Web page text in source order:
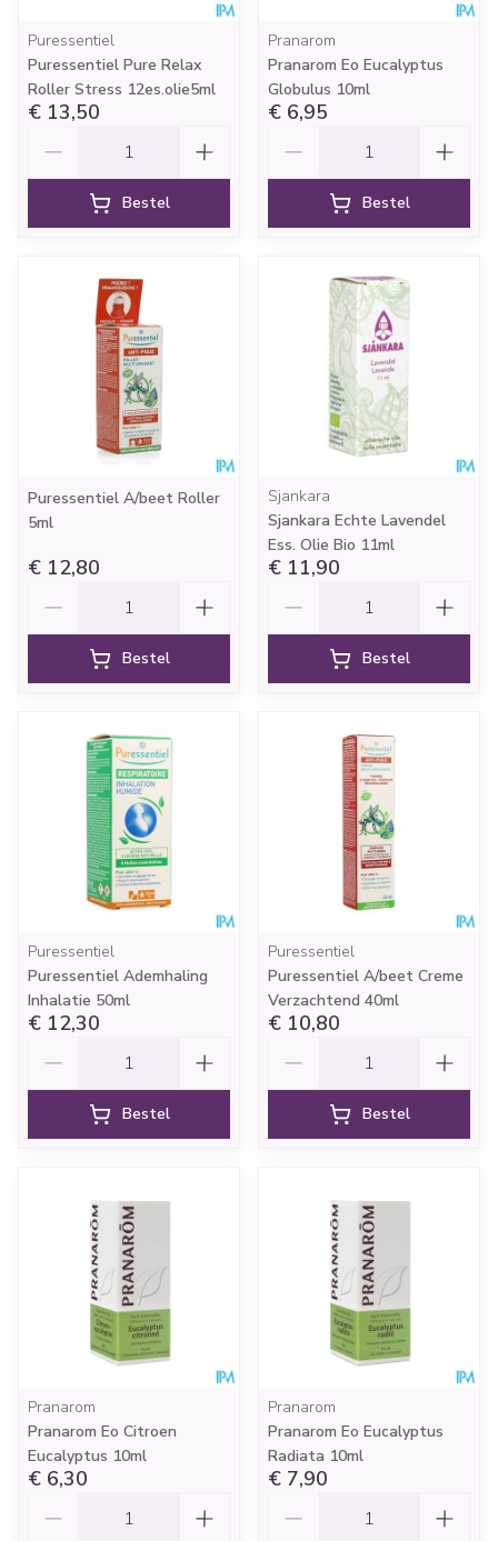
Puressentiel
Puressentiel Pure Relax
Roller Stress 12es.olie5ml
€ 13,50
Bestel
Pranarom
Pranarom Eo Eucalyptus
Globulus 10ml
€ 6,95
Bestel
Puressentiel A/beet Roller
5ml
€ 12,80
Bestel
Sjankara
Sjankara Echte Lavendel
Ess. Olie Bio 11ml
€ 11,90
Bestel
Puressentiel
Puressentiel Ademhaling
Inhalatie 50ml
€ 12,30
Bestel
Puressentiel
Puressentiel A/beet Creme
Verzachtend 40ml
€ 10,80
Bestel
Pranarom
Pranarom Eo Citroen
Eucalyptus 10ml
€ 6,30
Pranarom
Pranarom Eo Eucalyptus
Radiata 10ml
€ 7,90